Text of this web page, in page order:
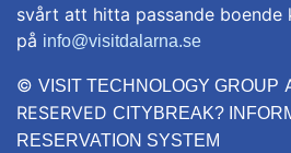
svårt att hitta passande boende
på info@visitdalarna.se
© VISIT TECHNOLOGY GROUP
RESERVED CITYBREAK?
RESERVATION SYSTEM